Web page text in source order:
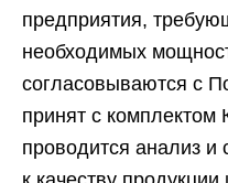
предприятия,
необходимых
согласовываются с
принят с комплектом
проводится анализ и